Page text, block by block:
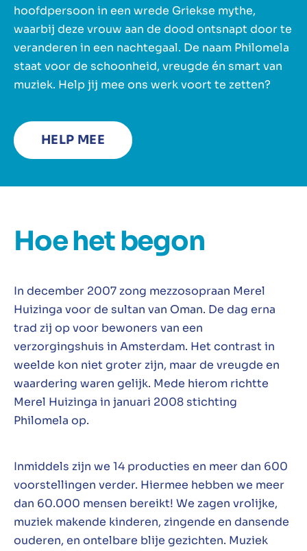
hoofdpersoon in een wrede Griekse mythe,
waarbij deze vrouw aan de dood ontsnapt door te
veranderen in een nachtegaal. De naam Philomela
staat voor de schoonheid, vreugde én smart van
muziek. Help jij mee ons werk voort te zetten?
HELP MEE
Hoe het begon
In december 2007 zong mezzosopraan Merel
Huizinga voor de sultan van Oman. De dag erna
trad zij op voor bewoners van een
verzorgingshuis in Amsterdam. Het contrast in
weelde kon niet groter zijn, maar de vreugde en
waardering waren gelijk. Mede hierom richtte
Merel Huizinga in januari 2008 stichting
Philomela op.
Inmiddels zijn we 14 producties en meer dan 600
voorstellingen verder. Hiermee hebben we meer
dan 60.000 mensen bereikt! We zagen vrolijke,
muziek makende kinderen, zingende en dansende
ouderen, en ontelbare blije gezichten. Muziek